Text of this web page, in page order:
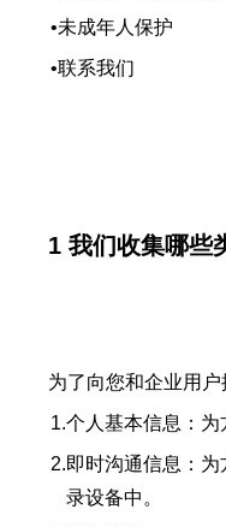
•未成年人保护
•联系我们
1 我们收集哪些
为了向您和企业用
1.个人基本信息：为
2.即时沟通信息：
录设备中。